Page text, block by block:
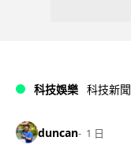
科技娛樂 科技新聞
duncan 1 日